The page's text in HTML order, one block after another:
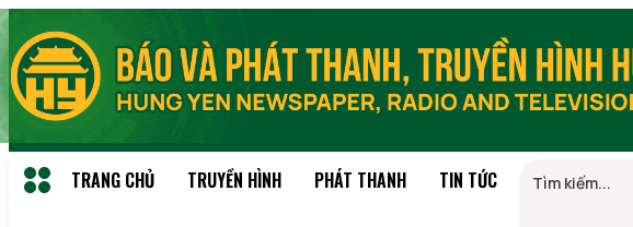
TRANG CHỦ TRUYỀN HÌNH PHÁT THANH TIN TỨC